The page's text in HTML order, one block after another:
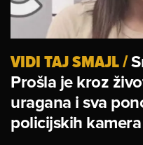
VIDI TAJ SMAJL/
Prošla je kroz
uragana i sva
policijskih kamera